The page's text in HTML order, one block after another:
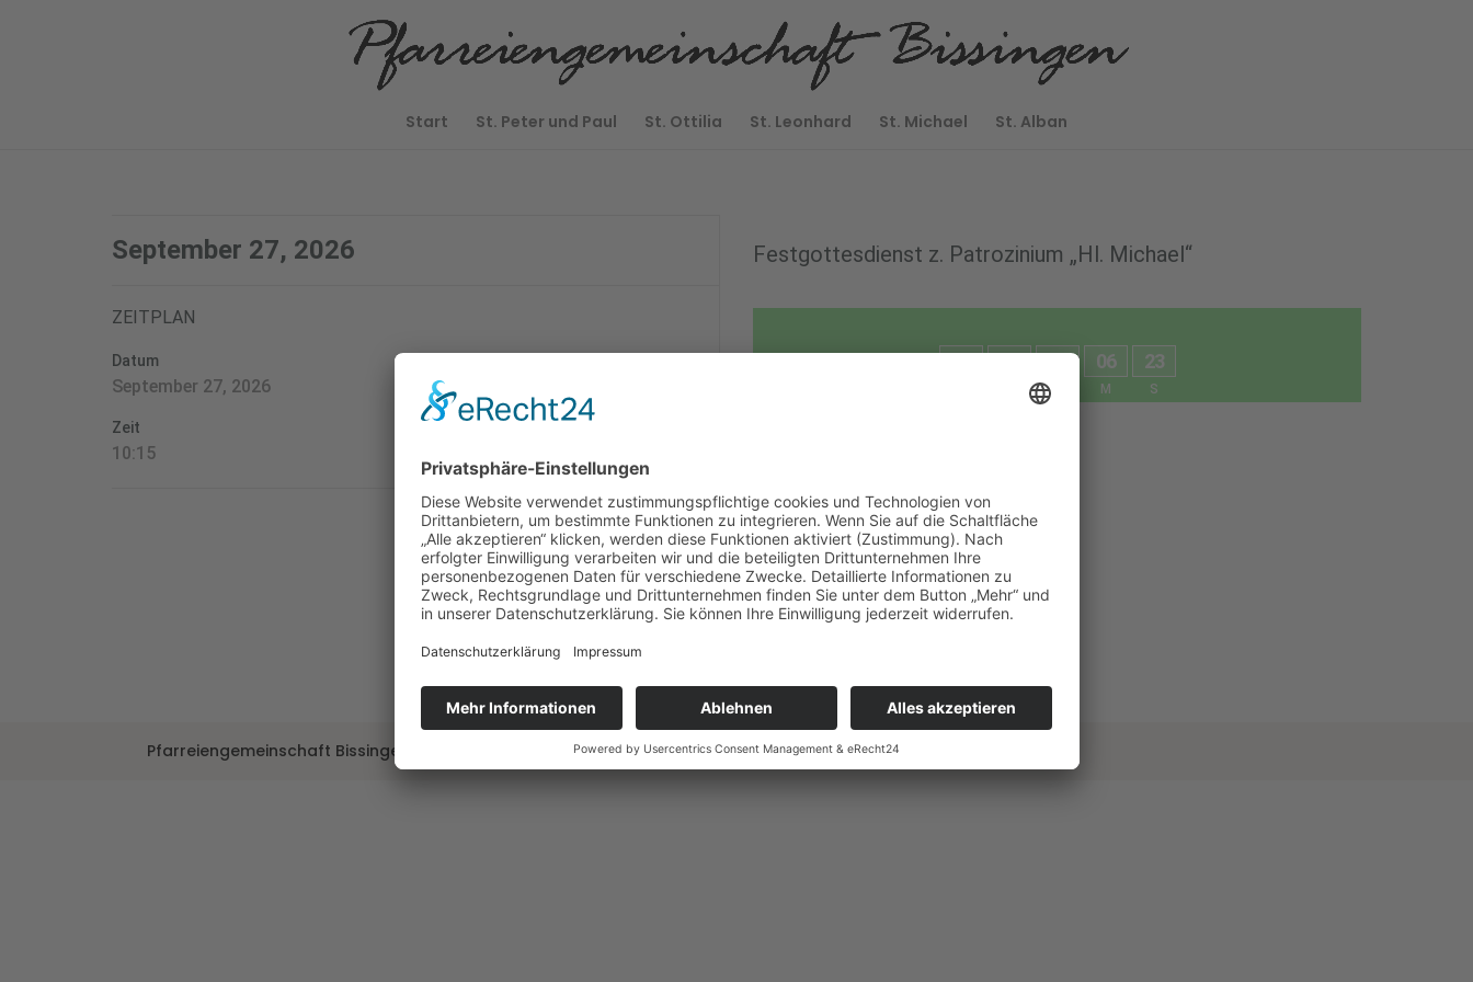
Start St. Peter und Paul St. Ottilia St. Leonhard St. Michael St. Alban
September 27, 2026
ZEITPLAN
Datum
September 27, 2026
Zeit
10:15
Festgottesdienst z. Patrozinium „Hl. Michael“
06
M
23
S
musik. mitgest. v. Kirchenchor Fronhofen
Ort:
Fronhofen
Pfarreiengemeinschaft Bissingen ©2024 | Impressum|Datenschutz